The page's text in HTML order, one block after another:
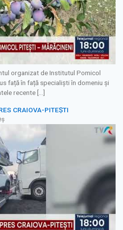
organizat de Institutul Pomicol
față în față specialiști în domeniu și
recente […]
CRAIOVA-PITEȘTI